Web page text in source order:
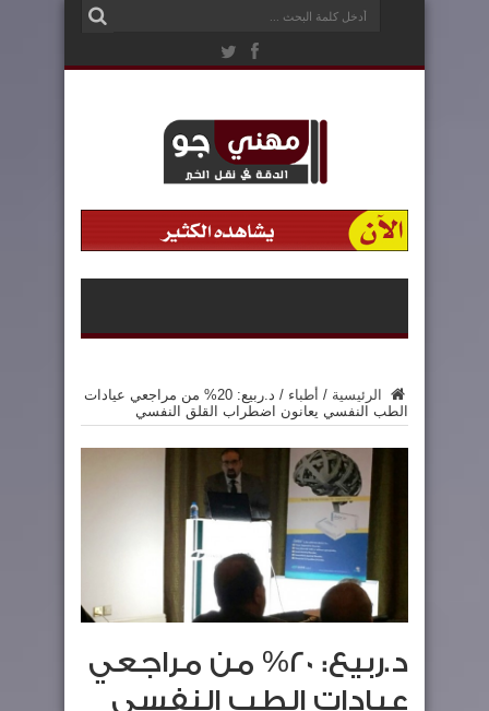
الرئيسية / أطباء /
د.ربيع: 20% من مراجعي عيادات
الطب النفسي يعانون اضطراب القلق النفسي‏
د.ربيع: 20% من مراجعي
عيادات الطب النفسي